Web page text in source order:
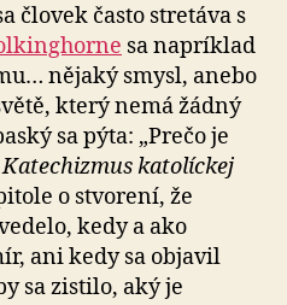
človek často stretáva s
sa napríklad
nějaký smysl, anebo
který nemá žádný
sa pýta: „Prečo je
Katechizmus katolíckej
o stvorení, že
kedy a ako
ani kedy sa objavil
sa zistilo, aký je